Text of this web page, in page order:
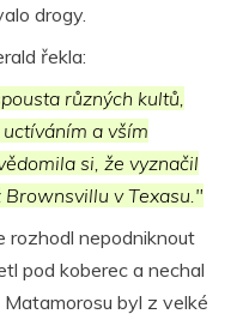
drogy.
řekla:
různých kultů,
a vším
si, že vyznačil
v Texasu."
rozhodl nepodniknout
pod koberec a nechal
byl z velké